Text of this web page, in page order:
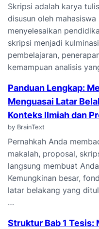
Skripsi adalah karya
disusun oleh
menyelesaikan
skripsi menjadi
pembelajaran,
kemampuan analisis
Panduan Lengkap:
Menguasai Latar
Konteks Ilmiah dan
by BrainText
Pernahkah Anda
makalah, proposal,
langsung membuat
Kemungkinan besar,
latar belakang yang
…
Struktur Bab 1 Tesis: